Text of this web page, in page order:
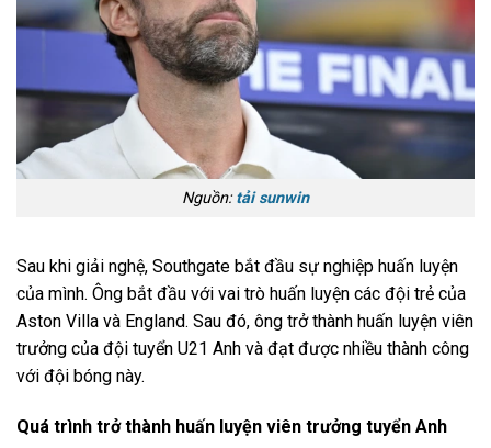
Nguồn:tải sunwin
Sau khi giải nghệ, Southgate bắt đầu sự nghiệp huấn luyện
của mình. Ông bắt đầu với vai trò huấn luyện các đội trẻ của
Aston Villa và England. Sau đó, ông trở thành huấn luyện viên
trưởng của đội tuyển U21 Anh và đạt được nhiều thành công
với đội bóng này.
Quá trình trở thành huấn luyện viên trưởng tuyển Anh